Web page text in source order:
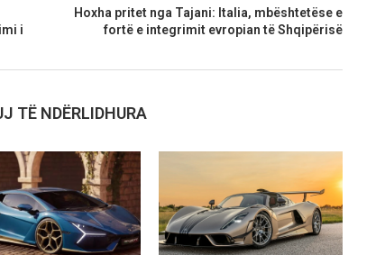
i
Hoxha pritet nga Tajani: Italia, mbështetëse e
fortë e integrimit evropian të Shqipërisë
TË NDËRLIDHURA